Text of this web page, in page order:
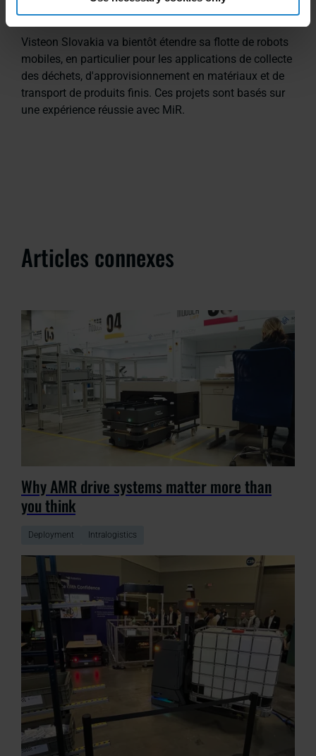
l'ingénierie industrielle chez Visteon.
Visteon Slovakia va bientôt étendre sa flotte de robots
mobiles, en particulier pour les applications de collecte
des déchets, d'approvisionnement en matériaux et de
transport de produits finis. Ces projets sont basés sur
une expérience réussie avec MiR.
Articles connexes
Why AMR drive systems matter more than
you think
Deployment Intralogistics